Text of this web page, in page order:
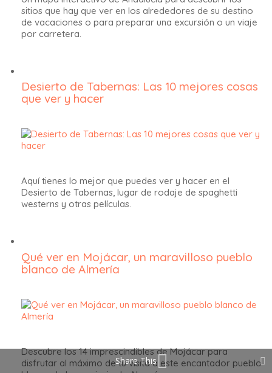
sitios que hay que ver en los alrededores de su destino
de vacaciones o para preparar una excursión o un viaje
por carretera.
Desierto de Tabernas: Las 10 mejores cosas
que ver y hacer
Aquí tienes lo mejor que puedes ver y hacer en el
Desierto de Tabernas, lugar de rodaje de spaghetti
westerns y otras películas.
Qué ver en Mojácar, un maravilloso pueblo
blanco de Almería
Descubre los 14 imprescindibles de Mojácar para
disfrutar al máximo de tu visita a este encantador pueblo
Share This